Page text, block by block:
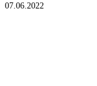
07.06.2022